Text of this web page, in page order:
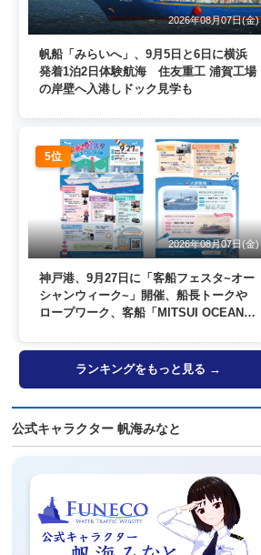
2026年08月07日(金)
帆船「みらいへ」、9月5日と6日に横浜
発着1泊2日体験航海 住友重工 浦賀工場
の岸壁へ入港しドック見学も
5位
2026年08月07日(金)
神戸港、9月27日に「客船フェスタ~オー
シャンウィーク~」開催、船長トークや
ロープワーク、客船「MITSUI OCEAN
ランキングをもっと見る →
公式キャラクター 帆海みなと